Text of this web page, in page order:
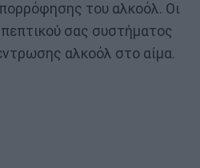
του αλκοόλ. Οι
σας συστήματος
αλκοόλ στο αίμα.